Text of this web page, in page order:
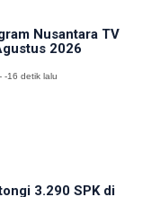
Nusantara TV
2026
-16 detik lalu
3.290 SPK di